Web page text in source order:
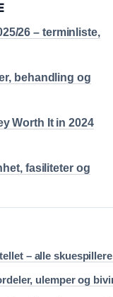
26 – terminliste,
behandling og
Worth It in 2024
fasiliteter og
– alle
ulemper og